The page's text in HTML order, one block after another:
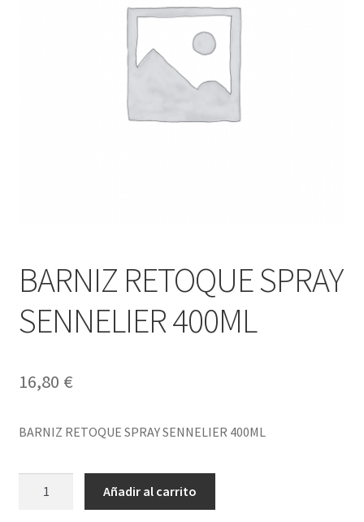
BARNIZ RETOQUE SPRAY
SENNELIER 400ML
16,80 €
BARNIZ RETOQUE SPRAY SENNELIER 400ML
Añadir al carrito